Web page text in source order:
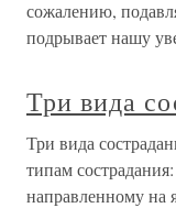
сожалению,
подрывает нашу
Три вида
Три вида
типам
направленному на